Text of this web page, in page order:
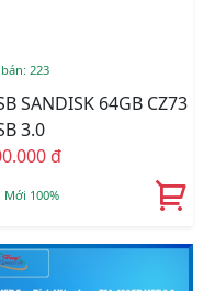
223
SANDISK 64GB CZ73
3.0
đ
Mới 100%